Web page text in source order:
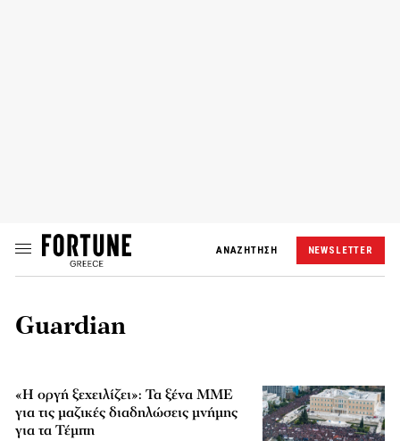
ΑΝΑΖΗΤΗΣΗ NEWSLETTER
Guardian
«Η οργή ξεχειλίζει»: Τα ξένα ΜΜΕ
για τις μαζικές διαδηλώσεις μνήμης
για τα Τέμπη